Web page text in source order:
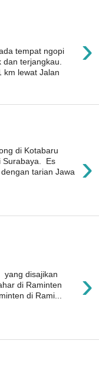
›
tempat ngopi
terjangkau.
km lewat Jalan
›
di Kotabaru
Surabaya. Es
tarian Jawa
›
yang disajikan
di Raminten
di Rami...